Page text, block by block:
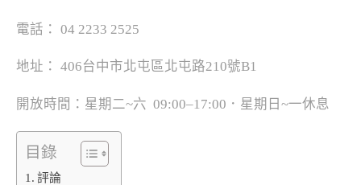
電話： 04 2233 2525
地址： 406台中市北屯區北屯路210號B1
開放時間：星期二~六 09:00–17:00 ．星期日 ~一休息
目錄
評論